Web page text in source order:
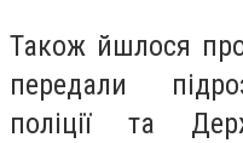
Також йшлося
передали
поліції та